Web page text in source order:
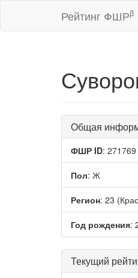
Рейтинг ФШРβ
Общая
ФШР ID: 271769
Пол: Ж
Регион: 23
Год рождения:
Текущий